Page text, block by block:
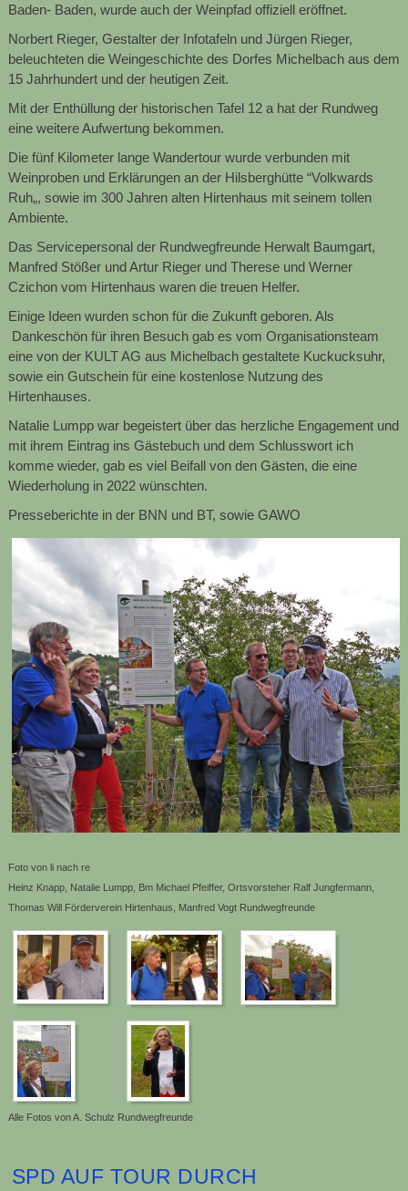
Baden- Baden, wurde auch der Weinpfad offiziell eröffnet.
Norbert Rieger, Gestalter der Infotafeln und Jürgen Rieger,
beleuchteten die Weingeschichte des Dorfes Michelbach aus dem
15 Jahrhundert und der heutigen Zeit.
Mit der Enthüllung der historischen Tafel 12 a hat der Rundweg
eine weitere Aufwertung bekommen.
Die fünf Kilometer lange Wandertour wurde verbunden mit
Weinproben und Erklärungen an der Hilsberghütte “Volkwards
Ruh„, sowie im 300 Jahren alten Hirtenhaus mit seinem tollen
Ambiente.
Das Servicepersonal der Rundwegfreunde Herwalt Baumgart,
Manfred Stößer und Artur Rieger und Therese und Werner
Czichon vom Hirtenhaus waren die treuen Helfer.
Einige Ideen wurden schon für die Zukunft geboren. Als
Dankeschön für ihren Besuch gab es vom Organisationsteam
eine von der KULT AG aus Michelbach gestaltete Kuckucksuhr,
sowie ein Gutschein für eine kostenlose Nutzung des
Hirtenhauses.
Natalie Lumpp war begeistert über das herzliche Engagement und
mit ihrem Eintrag ins Gästebuch und dem Schlusswort ich
komme wieder, gab es viel Beifall von den Gästen, die eine
Wiederholung in 2022 wünschten.
Presseberichte in der BNN und BT, sowie GAWO
Foto von li nach re
Heinz Knapp, Natalie Lumpp, Bm Michael Pfeiffer, Ortsvorsteher Ralf Jungfermann,
Thomas Will Förderverein Hirtenhaus, Manfred Vogt Rundwegfreunde
Alle Fotos von A. Schulz Rundwegfreunde
SPD AUF TOUR DURCH